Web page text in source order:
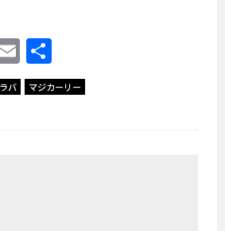
Email
有
バ マジカーリー